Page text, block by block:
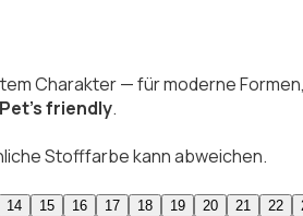
Charakter — für moderne
Pet's friendly.
Stofffarbe kann abweichen.
14 15 16 17 18 19 20 21 22